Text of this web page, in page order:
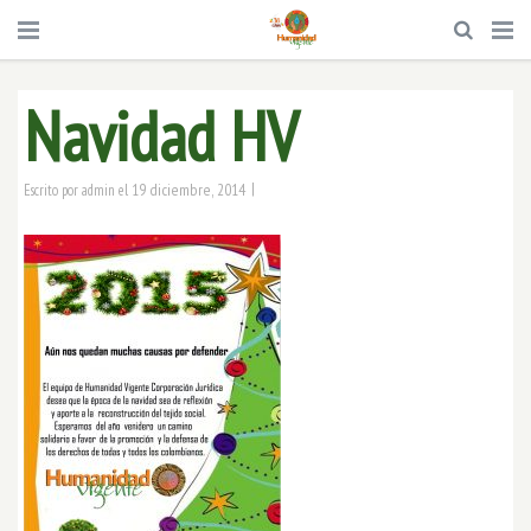
Navidad HV
Escrito poradmin el 19 diciembre, 2014 |